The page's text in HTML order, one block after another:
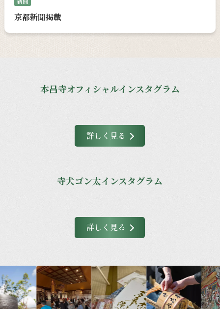
京都新聞掲載
本昌寺オフィシャルインスタグラム
詳しく見る
寺犬ゴン太インスタグラム
詳しく見る